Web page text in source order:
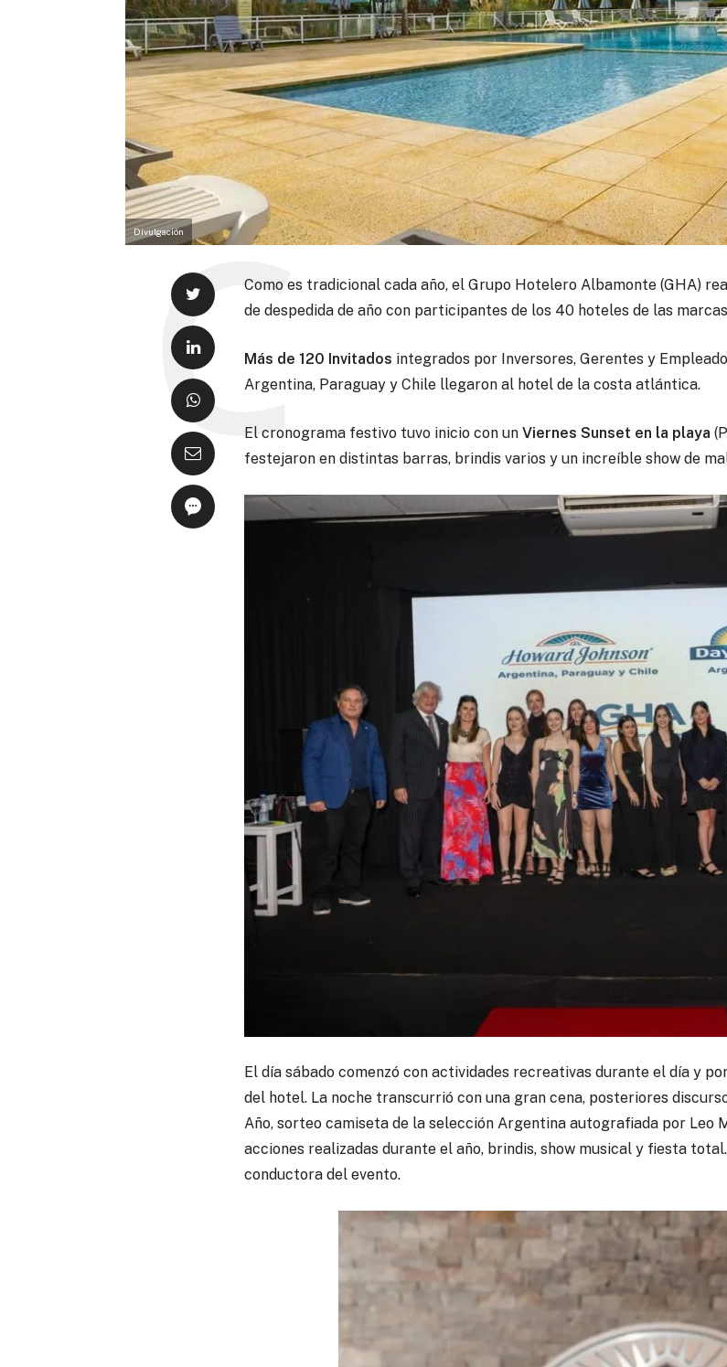
Divulgación
Como es tradicional cada año, el Grupo Hotelero Albamonte (GHA)
de despedida de año con participantes de los 40 hoteles de las
Más de 120 Invitados integrados por Inversores, Gerentes y
Argentina, Paraguay y Chile llegaron al hotel de la costa atlántica.
El cronograma festivo tuvo inicio con un Viernes Sunset en la playa
festejaron en distintas barras, brindis varios y un increíble show de
El día sábado comenzó con actividades recreativas durante el día y
del hotel. La noche transcurrió con una gran cena, posteriores
Año, sorteo camiseta de la selección Argentina autografiada por Leo
acciones realizadas durante el año, brindis, show musical y fiesta
conductora del evento.